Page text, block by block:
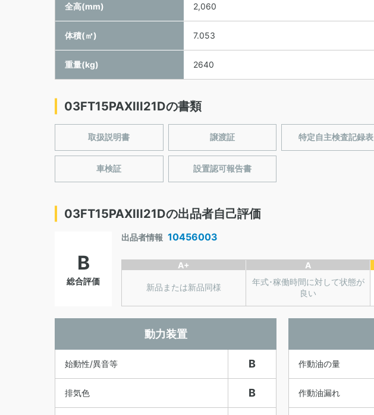
全高(mm) 2,060
体積(㎥) 7.053
重量(kg) 2640
03FT15PAXIII21Dの書類
取扱説明書 譲渡証 特定自主検査記録表
車検証 設置認可報告書
03FT15PAXIII21Dの出品者自己評価
B
総合評価
出品者情報 10456003
A+
新品または新品同様
A
年式･稼働時間に対して状態が
良い
動力装置
始動性/異音等 B
排気色 B
作動油の量
作動油漏れ